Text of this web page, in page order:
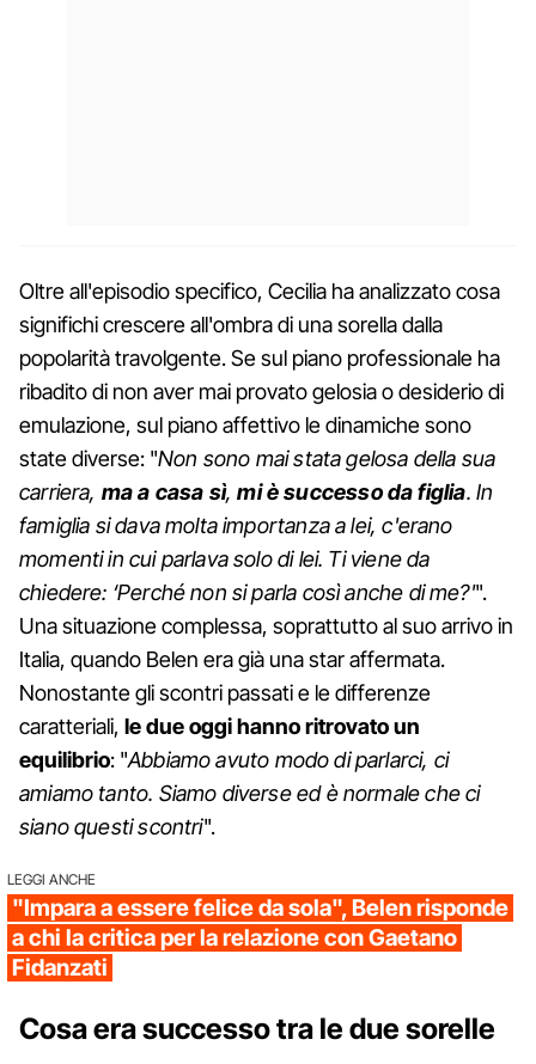
Oltre all'episodio specifico, Cecilia ha analizzato cosa
significhi crescere all'ombra di una sorella dalla
popolarità travolgente. Se sul piano professionale ha
ribadito di non aver mai provato gelosia o desiderio di
emulazione, sul piano affettivo le dinamiche sono
state diverse: "Non sono mai stata gelosa della sua
carriera, ma a casa sì, mi è successo da figlia. In
famiglia si dava molta importanza a lei, c'erano
momenti in cui parlava solo di lei. Ti viene da
chiedere: ‘Perché non si parla così anche di me?'".
Una situazione complessa, soprattutto al suo arrivo in
Italia, quando Belen era già una star affermata.
Nonostante gli scontri passati e le differenze
caratteriali, le due oggi hanno ritrovato un
equilibrio: "Abbiamo avuto modo di parlarci, ci
amiamo tanto. Siamo diverse ed è normale che ci
siano questi scontri".
LEGGI ANCHE
"Impara a essere felice da sola", Belen risponde
a chi la critica per la relazione con Gaetano
Fidanzati
Cosa era successo tra le due sorelle